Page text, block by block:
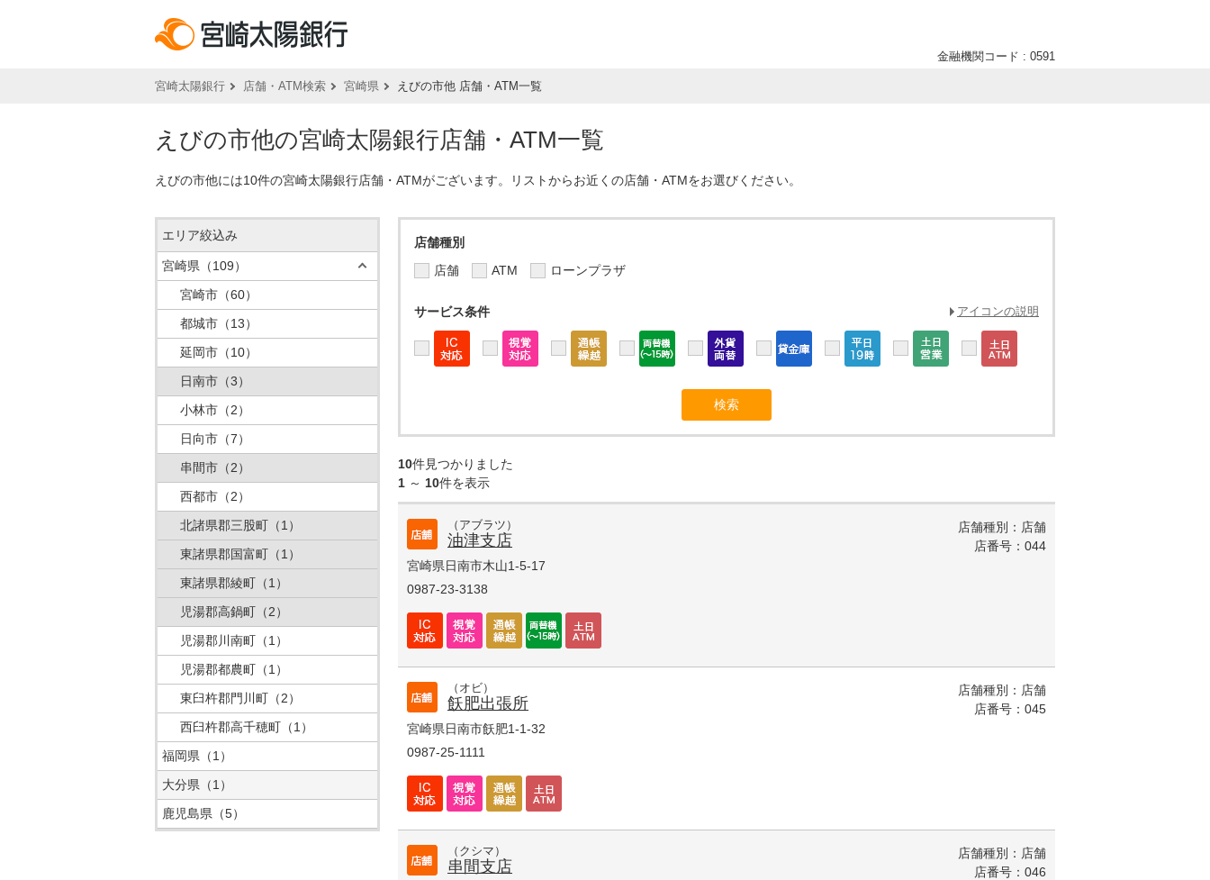
金融機関コード : 0591
宮崎太陽銀行 店舗・ATM検索 宮崎県 えびの市他 店舗・ATM一覧
えびの市他の宮崎太陽銀行店舗・ATM一覧
えびの市他には10件の宮崎太陽銀行店舗・ATMがございます。リストからお近くの店舗・ATMをお選びください。
店舗種別
店舗
ATM ローンプラザ
サービス条件 アイコンの説明
10件見つかりました
1 ～ 10件を表示
（アブラツ）
油津支店
宮崎県日南市木山1-5-17
0987-23-3138
店舗種別：店舗
店番号：044
（オビ）
飫肥出張所
宮崎県日南市飫肥1-1-32
0987-25-1111
店舗種別：店舗
店番号：045
（クシマ）
串間支店
店舗種別：店舗
店番号：046
エリア絞込み
宮崎県 （109）
宮崎市 （60）
都城市 （13）
延岡市 （10）
日南市 （3）
小林市 （2）
日向市 （7）
串間市 （2）
西都市 （2）
北諸県郡三股町 （1）
東諸県郡国富町 （1）
東諸県郡綾町 （1）
児湯郡高鍋町 （2）
児湯郡川南町 （1）
児湯郡都農町 （1）
東臼杵郡門川町 （2）
西臼杵郡高千穂町 （1）
福岡県 （1）
大分県 （1）
鹿児島県 （5）